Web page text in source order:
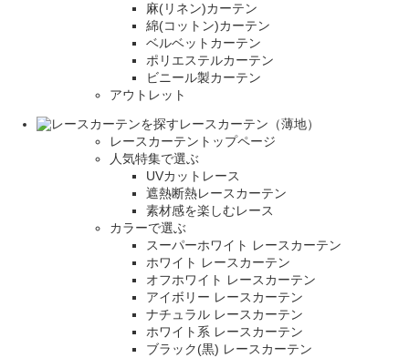
麻(リネン)カーテン
綿(コットン)カーテン
ベルベットカーテン
ポリエステルカーテン
ビニール製カーテン
アウトレット
レースカーテン（薄地）
レースカーテントップページ
人気特集で選ぶ
UVカットレース
遮熱断熱レースカーテン
素材感を楽しむレース
カラーで選ぶ
スーパーホワイト レースカーテン
ホワイト レースカーテン
オフホワイト レースカーテン
アイボリー レースカーテン
ナチュラル レースカーテン
ホワイト系 レースカーテン
ブラック(黒) レースカーテン